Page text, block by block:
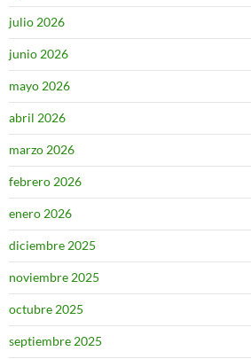
julio 2026
junio 2026
mayo 2026
abril 2026
marzo 2026
febrero 2026
enero 2026
diciembre 2025
noviembre 2025
octubre 2025
septiembre 2025